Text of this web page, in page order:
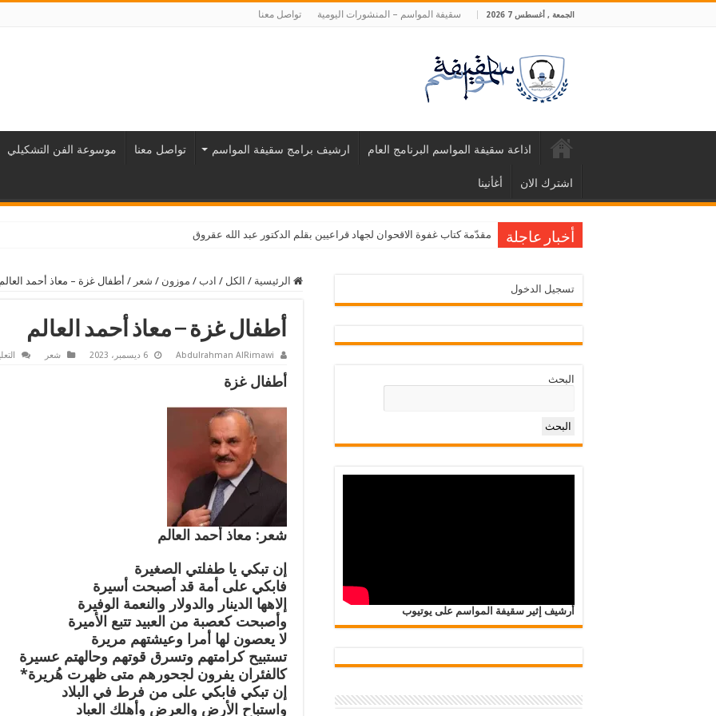
الجمعة , أغسطس 7 2026 سقيفة المواسم – المنشورات اليومية تواصل معنا
اذاعة سقيفة المواسم البرنامج العام ارشيف برامج سقيفة المواسم تواصل معنا موسوعة الفن التشكيلي
اشترك الان أغأنينا
أخبار عاجلة مقدّمة كتاب غفوة الاقحوان لجهاد قراعيين بقلم الدكتور عبد الله عقروق
الرئيسية / الكل / ادب / موزون / شعر / أطفال غزة – معاذ أحمد العالم
أطفال غزة – معاذ أحمد العالم
Abdulrahman AlRimawi 6 ديسمبر، 2023 شعر
أطفال غزة
شعر: معاذ أحمد العالم
إن تبكي يا طفلتي الصغيرة
فابكي على أمة قد أصبحت أسيرة
إلاهها الدينار والدولار والنعمة الوفيرة
وأصبحت كعصبة من العبيد تتبع الأميرة
لا يعصون لها أمرا وعيشتهم مريرة
تستبيح كرامتهم وتسرق قوتهم وحالهتم عسيرة
كالفئران يفرون لجحورهم متى ظهرت هُريرة*
إن تبكي فابكي على من فرط في البلاد
واستباح الأرض والعرض وأهلك العباد
تسجيل الدخول
البحث
البحث
أرشيف إثير سقيفة المواسم على يوتيوب